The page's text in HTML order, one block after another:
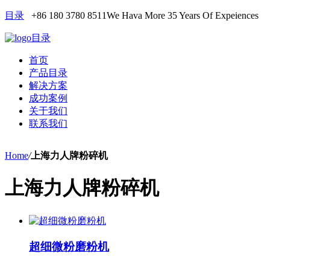
目录 +86 180 3780 8511We Hava More 35 Years Of Expeiences
目录
首页
产品目录
解决方案
成功案例
关于我们
联系我们
Home/上海力人牌粉碎机
上海力人牌粉碎机
超细微粉磨粉机